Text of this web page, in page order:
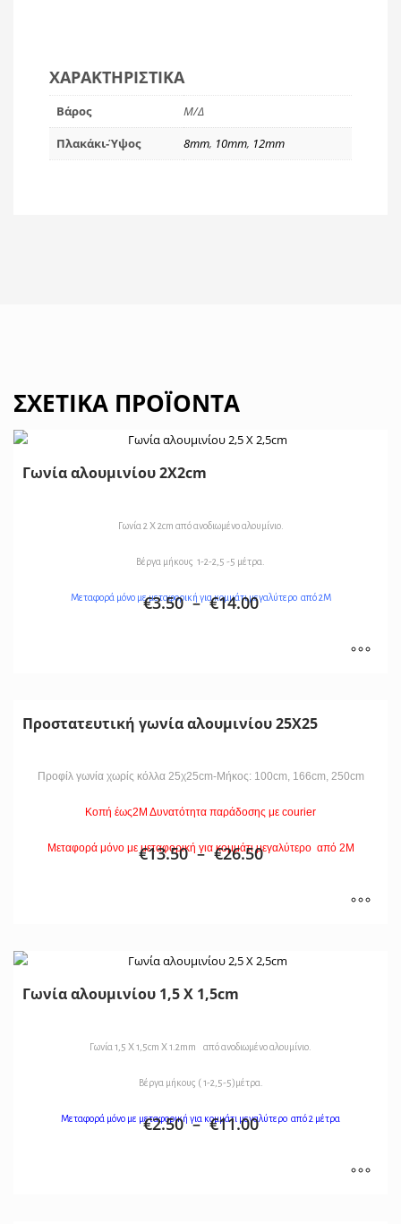
ΧΑΡΑΚΤΗΡΙΣΤΙΚΆ
Βάρος
Μ/Δ
Πλακάκι-Ύψος
8mm, 10mm, 12mm
ΣΧΕΤΙΚΆ ΠΡΟΪΌΝΤΑ
Γωνία αλουμινίου 2Χ2cm
Γωνία 2 Χ 2cm από ανοδιωμένο αλουμίνιο.
Βέργα μήκους 1-2-2,5 -5 μέτρα.
Μεταφορά μόνο με μεταφορική για κομμάτι μεγαλύτερο από 2Μ
€3.50 – €14.00
Προστατευτική γωνία αλουμινίου 25Χ25
Προφίλ γωνία χωρίς κόλλα 25χ25cm-Μήκος: 100cm, 166cm, 250cm
Κοπή έως2Μ Δυνατότητα παράδοσης με courier
Μεταφορά μόνο με μεταφορική για κομμάτι μεγαλύτερο από 2Μ
€13.50 – €26.50
Γωνία αλουμινίου 1,5 Χ 1,5cm
Γωνία 1,5 Χ 1,5cm Χ 1.2mm από ανοδιωμένο αλουμίνιο.
Βέργα μήκους ( 1-2,5-5)μέτρα.
Μεταφορά μόνο με μεταφορική για κομμάτι μεγαλύτερο από 2 μέτρα
€2.50 – €11.00